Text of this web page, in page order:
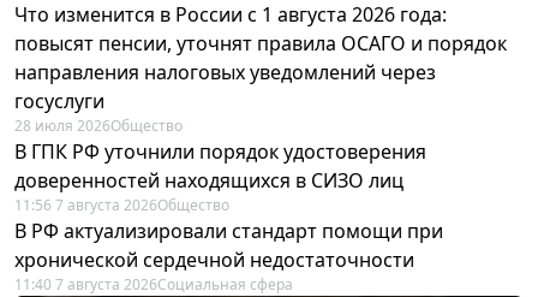
Что изменится в России с 1 августа 2026 года:
повысят пенсии, уточнят правила ОСАГО и порядок
направления налоговых уведомлений через
госуслуги
28 июля 2026Общество
В ГПК РФ уточнили порядок удостоверения
доверенностей находящихся в СИЗО лиц
11:56 7 августа 2026Общество
В РФ актуализировали стандарт помощи при
хронической сердечной недостаточности
11:40 7 августа 2026Социальная сфера